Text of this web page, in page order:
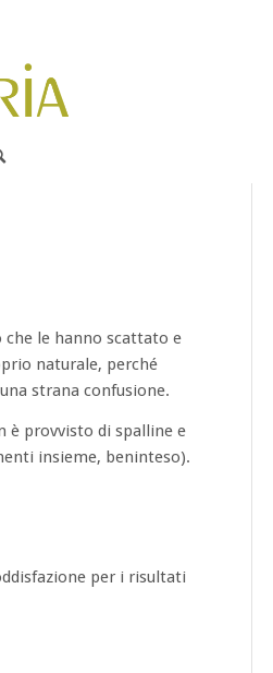
che le hanno scattato e
naturale, perché
strana confusione.
è provvisto di spalline e
insieme, beninteso).
per i risultati